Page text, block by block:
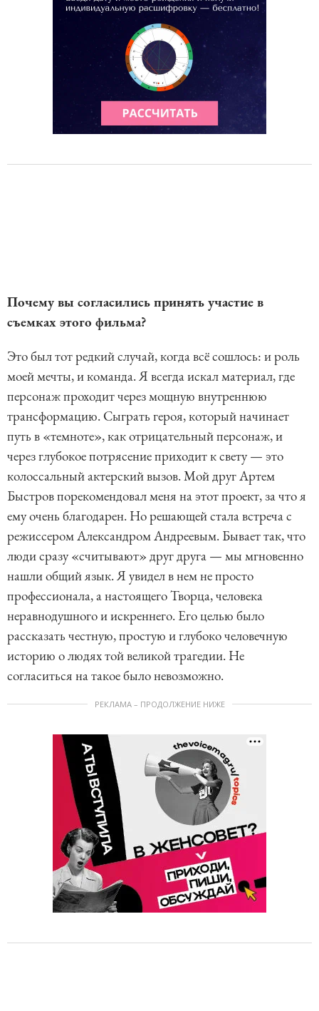
Почему вы согласились принять участие в
съемках этого фильма?
Это был тот редкий случай, когда всё сошлось: и роль
моей мечты, и команда. Я всегда искал материал, где
персонаж проходит через мощную внутреннюю
трансформацию. Сыграть героя, который начинает
путь в «темноте», как отрицательный персонаж, и
через глубокое потрясение приходит к свету — это
колоссальный актерский вызов. Мой друг Артем
Быстров порекомендовал меня на этот проект, за что я
ему очень благодарен. Но решающей стала встреча с
режиссером Александром Андреевым. Бывает так, что
люди сразу «считывают» друг друга — мы мгновенно
нашли общий язык. Я увидел в нем не просто
профессионала, а настоящего Творца, человека
неравнодушного и искреннего. Его целью было
рассказать честную, простую и глубоко человечную
историю о людях той великой трагедии. Не
согласиться на такое было невозможно.
РЕКЛАМА – ПРОДОЛЖЕНИЕ НИЖЕ